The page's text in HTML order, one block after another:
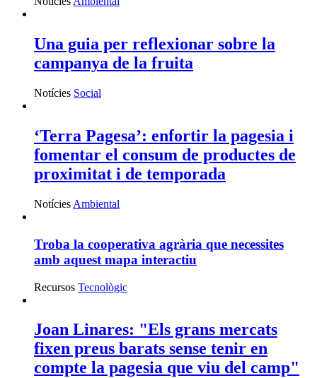
Una guia per reflexionar sobre la
campanya de la fruita
Notícies Social
‘Terra Pagesa’: enfortir la pagesia i
fomentar el consum de productes de
proximitat i de temporada
Notícies Ambiental
Troba la cooperativa agrària que necessites
amb aquest mapa interactiu
Recursos Tecnològic
Joan Linares: "Els grans mercats
fixen preus barats sense tenir en
compte la pagesia que viu del camp"